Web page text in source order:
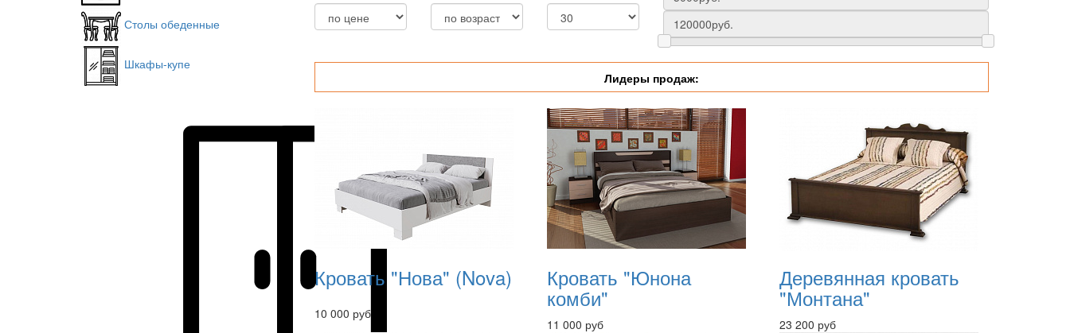
Столы обеденные
Шкафы-купе
Лидеры продаж:
Кровать "Нова" (Nova)
10 000 руб
Кровать "Юнона
комби"
11 000 руб
Деревянная кровать
"Монтана"
23 200 руб